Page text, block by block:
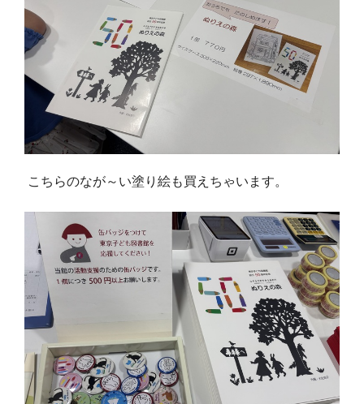
こちらのなが～い塗り絵も買えちゃいます。